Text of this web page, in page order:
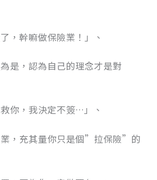
，幹嘛做保險業！」、
是，認為自己的理念才是對
你，我決定不簽…」、
業，充其量你只是個”拉保險”的